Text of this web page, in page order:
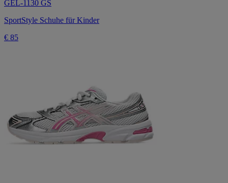
GEL-1130 GS
SportStyle Schuhe für Kinder
€ 85